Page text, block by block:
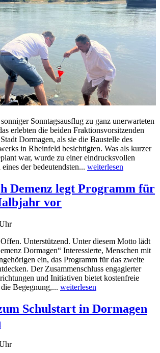
Sonntagsausflug zu ganz unerwarteten
erlebten die beiden Fraktionsvorsitzenden
Dormagen, als sie die Baustelle des
in Rheinfeld besichtigten. Was als kurzer
war, wurde zu einer eindrucksvollen
der bedeutendsten... weiterlesen
Demenz legt Programm für
vor
Unterstützend. Unter diesem Motto lädt
Dormagen“ Interessierte, Menschen mit
ein, das Programm für das zweite
Der Zusammenschluss engagierter
und Initiativen bietet kostenfreie
Begegnung,... weiterlesen
Schulstart in Dormagen